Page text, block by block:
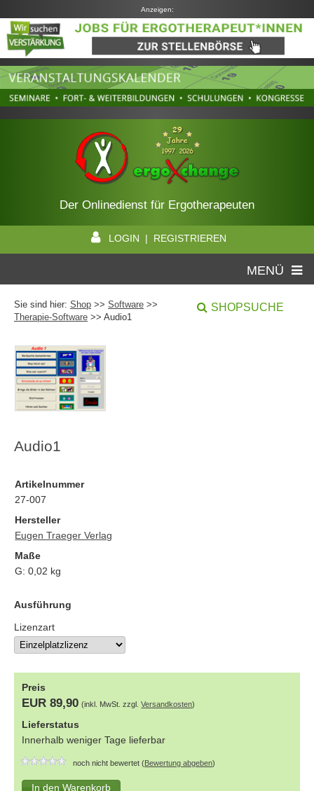
Anzeigen:
Der Onlinedienst für Ergotherapeuten
LOGIN | REGISTRIEREN
MENÜ
Sie sind hier: Shop >> Software >>
Therapie-Software >> Audio1
SHOPSUCHE
Audio1
Artikelnummer
27-007
Hersteller
Eugen Traeger Verlag
Maße
G:0,02 kg
Ausführung
Lizenzart
Preis
EUR 89,90 (inkl. MwSt. zzgl.Versandkosten)
Lieferstatus
Innerhalb weniger Tage lieferbar
noch nicht bewertet (Bewertung abgeben)